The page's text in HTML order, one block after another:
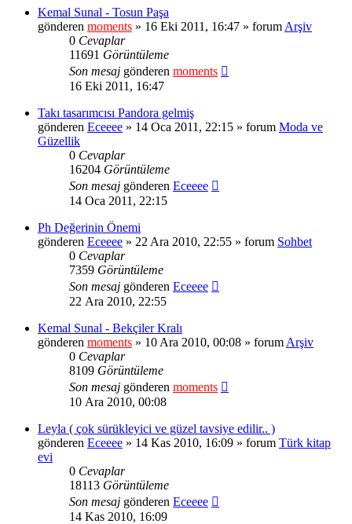
Kemal Sunal - Tosun Paşa
gönderen moments » 16 Eki 2011, 16:47 » forum Arşiv
0 Cevaplar
11691 Görüntüleme
Son mesaj gönderen moments
16 Eki 2011, 16:47
Takı tasarımcısı Pandora gelmiş
gönderen Eceeee » 14 Oca 2011, 22:15 » forum Moda ve
Güzellik
0 Cevaplar
16204 Görüntüleme
Son mesaj gönderen Eceeee
14 Oca 2011, 22:15
Ph Değerinin Önemi
gönderen Eceeee » 22 Ara 2010, 22:55 » forum Sohbet
0 Cevaplar
7359 Görüntüleme
Son mesaj gönderen Eceeee
22 Ara 2010, 22:55
Kemal Sunal - Bekçiler Kralı
gönderen moments » 10 Ara 2010, 00:08 » forum Arşiv
0 Cevaplar
8109 Görüntüleme
Son mesaj gönderen moments
10 Ara 2010, 00:08
Leyla ( çok sürükleyici ve güzel tavsiye edilir.. )
gönderen Eceeee » 14 Kas 2010, 16:09 » forum Türk kitap
evi
0 Cevaplar
18113 Görüntüleme
Son mesaj gönderen Eceeee
14 Kas 2010, 16:09